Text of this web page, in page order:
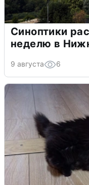
Синоптики
неделю в
9 августа 6